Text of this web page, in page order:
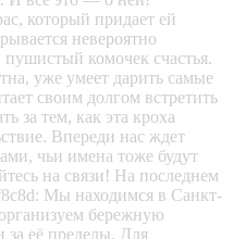
который придает ей
невероятно
комочек счастья.
уже умеет дарить самые
своим долгом встретить
за тем, как эта кроха
Впереди нас ждет
чьи имена тоже будут
на связи! На последнем
Мы находимся в Санкт-
бережную
за её пределы. Для